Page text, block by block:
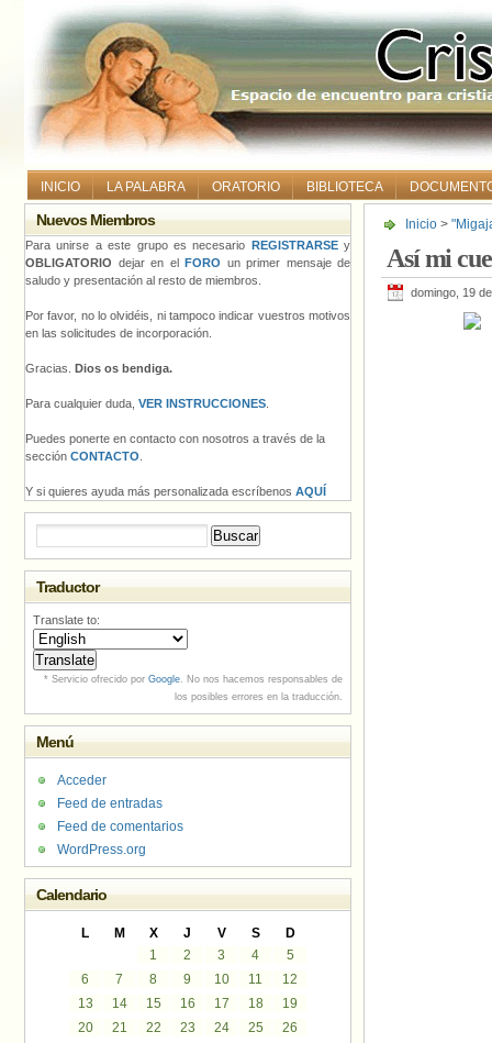
INICIO LA PALABRA ORATORIO BIBLIOTECA
Inicio >
Así mi
domingo, 19
Nuevos Miembros
Para unirse a este grupo es necesario REGISTRARSEy
OBLIGATORIO dejar en el FORO un primer mensaje de
saludo y presentación al resto de miembros.
Por favor, no lo olvidéis, ni tampoco indicar vuestros motivos
en las solicitudes de incorporación.
Gracias. Dios os bendiga.
Para cualquier duda, VER INSTRUCCIONES
Puedes ponerte en contacto con nosotros a través de la
sección CONTACTO
Y si quieres ayuda más personalizada escríbenos AQUÍ
Traductor
Translate to:
* Servicio ofrecido por Google. No nos hacemos responsables de
los posibles errores en la traducción.
Menú
Acceder
Feed de entradas
Feed de comentarios
WordPress.org
Calendario
L M X J V S
D
1
2 3 4
5
6
7 8 9 10 11
12
13
14 15 16 17 18
19
20
21 22 23 24 25
26